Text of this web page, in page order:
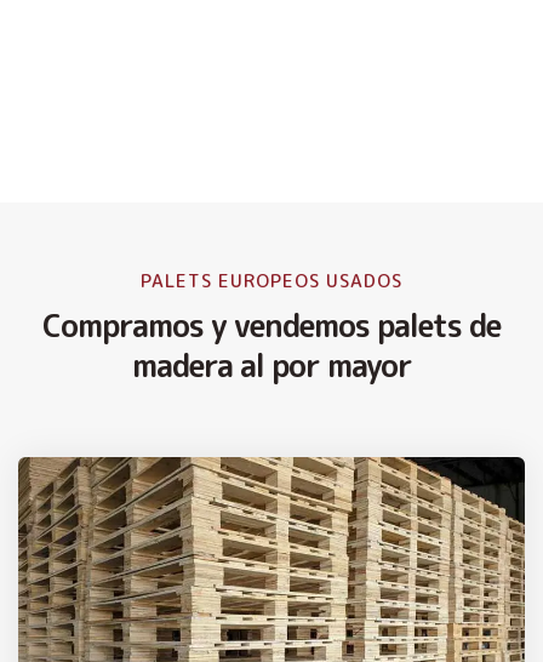
PALETS EUROPEOS USADOS
Compramos y vendemos palets de
madera al por mayor